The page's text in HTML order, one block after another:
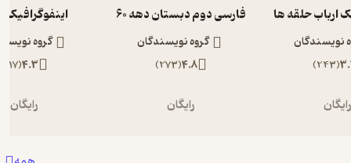
ارباب حلقه ها
نویسندگان
(
243
)
فارسی دوم دبستان دهه 60
گروه نویسندگان
4.8
(
273
)
رایگان
اینفوگرافیک 1984
گروه
4.3
(
117
رایگان